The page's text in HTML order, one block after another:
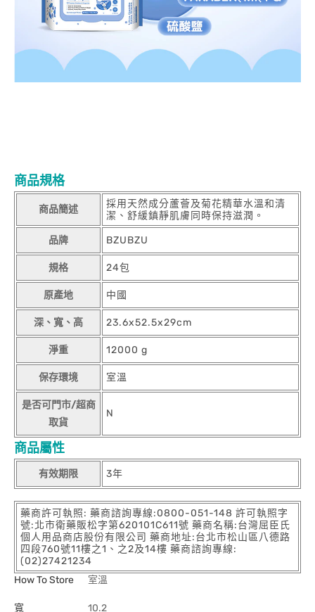
商品規格
商品簡述
採用天然成分蘆薈及菊花精華水溫和清
潔、舒緩鎮靜肌膚同時保持滋潤。
品牌 BZUBZU
規格 24包
原產地 中國
深、寬、高 23.6x52.5x29cm
淨重 12000 g
保存環境 室溫
是否可門市/超商
取貨
N
商品屬性
有效期限 3年
藥商許可執照: 藥商諮詢專線:0800-051-148 許可執照字
號:北市衛藥販松字第620101C611號 藥商名稱:台灣屈臣氏
個人用品商店股份有限公司 藥商地址:台北市松山區八德路
四段760號11樓之1、之2及14樓 藥商諮詢專線:
(02)27421234
How To Store
室溫
寬 10.2